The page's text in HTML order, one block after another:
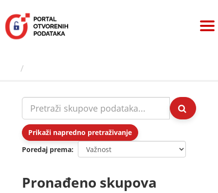
sadržaj
Prikaži napredno pretraživanje
Poredaj prema
Pronađeno skupova